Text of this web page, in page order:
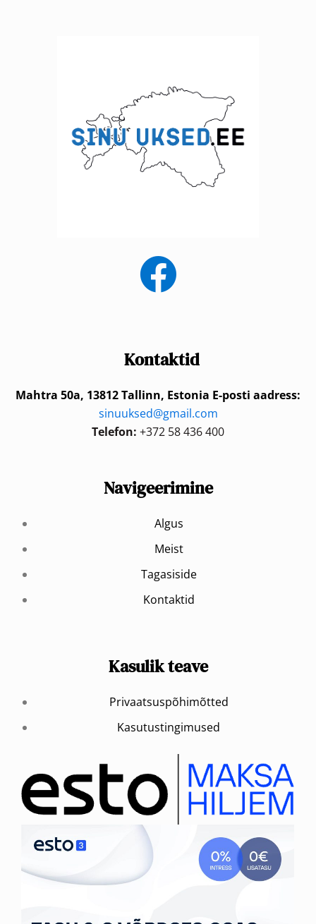
Kontaktid
Mahtra 50a, 13812 Tallinn, Estonia E-posti aadress:
sinuuksed@gmail.com
Telefon: +372 58 436 400
Navigeerimine
Algus
Meist
Tagasiside
Kontaktid
Kasulik teave
Privaatsuspõhimõtted
Kasutustingimused